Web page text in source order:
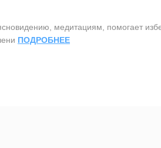
медитациям, помогает
ПОДРОБНЕЕ